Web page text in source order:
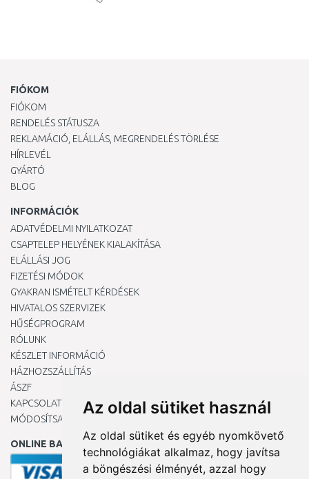
Az oldal sütiket használ
Az oldal sütiket és egyéb nyomkövető
technológiákat alkalmaz, hogy javítsa
a böngészési élményét, azzal hogy
FIÓKOM
FIÓKOM
RENDELÉS STÁTUSZA
REKLAMÁCIÓ, ELÁLLÁS, MEGRENDELÉS TÖRLÉSE
HÍRLEVÉL
GYÁRTÓ
BLOG
INFORMÁCIÓK
ADATVÉDELMI NYILATKOZAT
CSAPTELEP HELYÉNEK KIALAKÍTÁSA
ELÁLLÁSI JOG
FIZETÉSI MÓDOK
GYAKRAN ISMÉTELT KÉRDÉSEK
HIVATALOS SZERVIZEK
HŰSÉGPROGRAM
RÓLUNK
KÉSZLET INFORMÁCIÓ
HÁZHOZSZÁLLÍTÁS
ÁSZF
KAPCSOLAT
MÓDOSÍTSA A COOKIE-BEÁLLÍTÁSAIMAT
ONLINE BANKKÁRTYÁVAL